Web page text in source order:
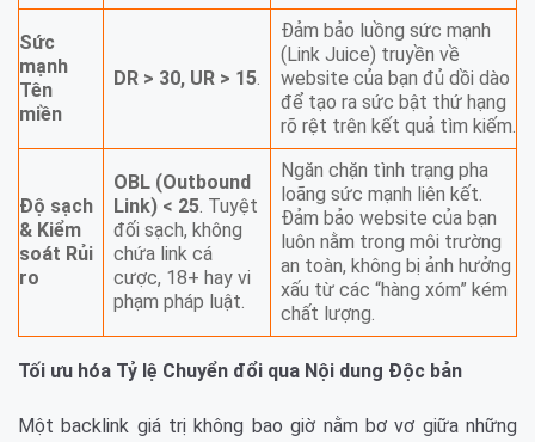
Sức
mạnh
Tên
miền
DR > 30, UR > 15.
Đảm bảo luồng sức mạnh
(Link Juice) truyền về
website của bạn đủ dồi dào
để tạo ra sức bật thứ hạng
rõ rệt trên kết quả tìm kiếm.
Độ sạch
& Kiểm
soát Rủi
ro
OBL (Outbound
Link) < 25. Tuyệt
đối sạch, không
chứa link cá
cược, 18+ hay vi
phạm pháp luật.
Ngăn chặn tình trạng pha
loãng sức mạnh liên kết.
Đảm bảo website của bạn
luôn nằm trong môi trường
an toàn, không bị ảnh hưởng
xấu từ các “hàng xóm” kém
chất lượng.
Tối ưu hóa Tỷ lệ Chuyển đổi qua Nội dung Độc bản
Một backlink giá trị không bao giờ nằm bơ vơ giữa những